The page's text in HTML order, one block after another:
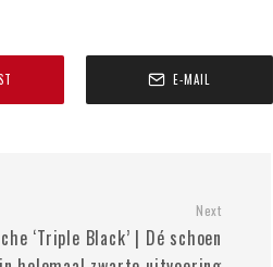
E-MAIL
Next
‘Triple Black’ | Dé schoen